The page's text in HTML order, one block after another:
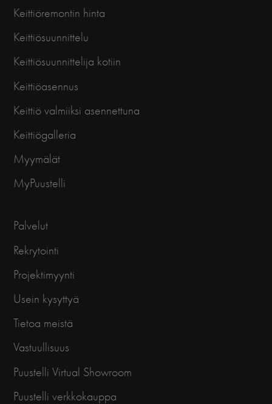
Keittiöremontin hinta
Keittiösuunnittelu
Keittiösuunnittelija kotiin
Keittiöasennus
Keittiö valmiiksi asennettuna
Keittiögalleria
Myymälät
MyPuustelli
Palvelut
Rekrytointi
Projektimyynti
Usein kysyttyä
Tietoa meistä
Vastuullisuus
Puustelli Virtual Showroom
Puustelli verkkokauppa